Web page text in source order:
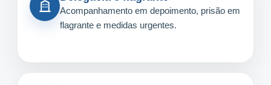
Acompanhamento em depoimento, prisão em
flagrante e medidas urgentes.